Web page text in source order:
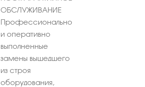
ОБСЛУЖИВАНИЕ
Профессионально
и оперативно
выполненные
замены вышедшего
из строя
оборудования,